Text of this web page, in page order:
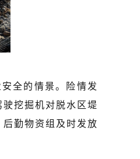
全的情景。险情发
挖掘机对脱水区堤
勤物资组及时发放